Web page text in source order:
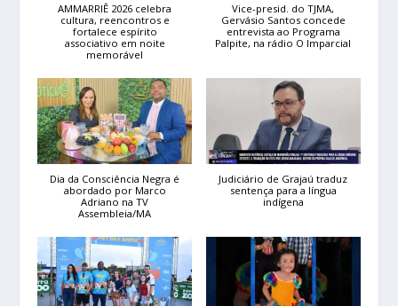
AMMARRIÊ 2026 celebra
cultura, reencontros e
fortalece espírito
associativo em noite
memorável
Vice-presid. do TJMA,
Gervásio Santos concede
entrevista ao Programa
Palpite, na rádio O Imparcial
Dia da Consciência Negra é
abordado por Marco
Adriano na TV
Assembleia/MA
Judiciário de Grajaú traduz
sentença para a língua
indígena